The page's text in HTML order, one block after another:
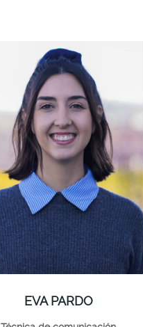
EVA PARDO